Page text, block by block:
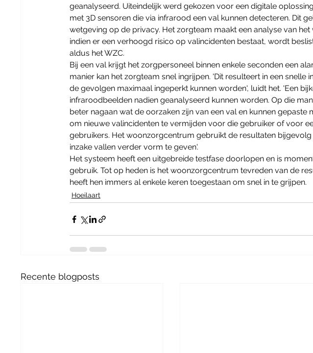
geanalyseerd. Uiteindelijk werd gekozen voor een digitale
met 3D sensoren die via infrarood een val kunnen detecteren. Dit
wetgeving op de privacy. Het zorgteam maakt een analyse van
indien er een verhoogd risico op valincidenten bestaat, wordt
aldus het WZC.
Bij een val krijgt het zorgpersoneel binnen enkele seconden een
manier kan het zorgteam snel ingrijpen. 'Dit resulteert in een snelle
de gevolgen maximaal ingeperkt kunnen worden', luidt het. 'Een
infraroodbeelden nadien geanalyseerd kunnen worden. Op die
beter nagaan wat de oorzaken zijn van een val en kunnen
om nieuwe valincidenten te vermijden voor die gebruiker of voor
gebruikers. Het woonzorgcentrum gebruikt de resultaten
inzake vallen verder vorm te geven'.
Het systeem heeft een uitgebreide testfase doorlopen en is
gebruik. Tot op heden is het woonzorgcentrum tevreden van de
heeft hen immers al enkele keren toegestaan om snel in te grijpen.
Hoeilaart
Recente blogposts